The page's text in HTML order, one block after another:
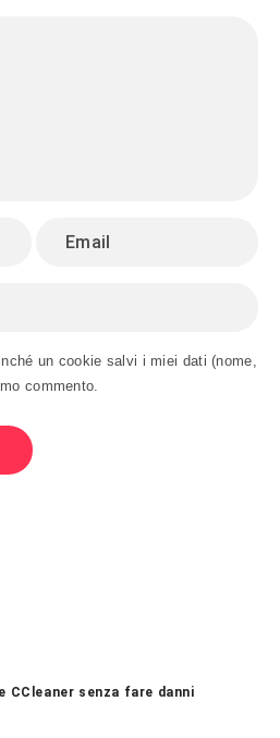
un cookie salvi i miei dati (nome,
commento.
CCleaner senza fare danni